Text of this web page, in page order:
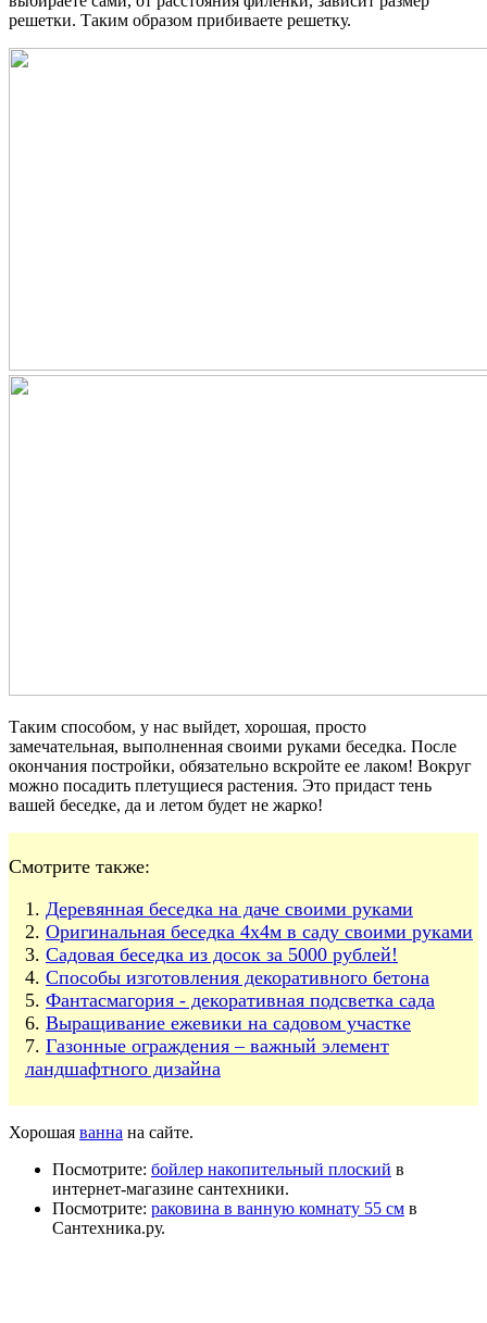
решетки. Таким образом прибиваете решетку.
Таким способом, у нас выйдет, хорошая, просто
замечательная, выполненная своими руками беседка. После
окончания постройки, обязательно вскройте ее лаком! Вокруг
можно посадить плетущиеся растения. Это придаст тень
вашей беседке, да и летом будет не жарко!
Смотрите также:
Деревянная беседка на даче своими руками
Оригинальная беседка 4х4м в саду своими руками
Садовая беседка из досок за 5000 рублей!
Способы изготовления декоративного бетона
Фантасмагория - декоративная подсветка сада
Выращивание ежевики на садовом участке
Газонные ограждения – важный элемент
ландшафтного дизайна
Хорошая ванна на сайте.
Посмотрите: бойлер накопительный плоский в
интернет-магазине сантехники.
Посмотрите: раковина в ванную комнату 55 см в
Сантехника.ру.